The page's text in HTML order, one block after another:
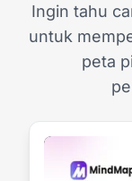
Ingin tahu
untuk
peta